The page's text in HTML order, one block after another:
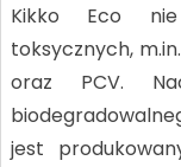
Kikko Eco nie
toksycznych,
oraz PCV.
jest